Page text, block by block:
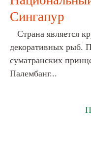
Сингапур
Страна является
декоративных рыб.
суматранских
Палембанг...